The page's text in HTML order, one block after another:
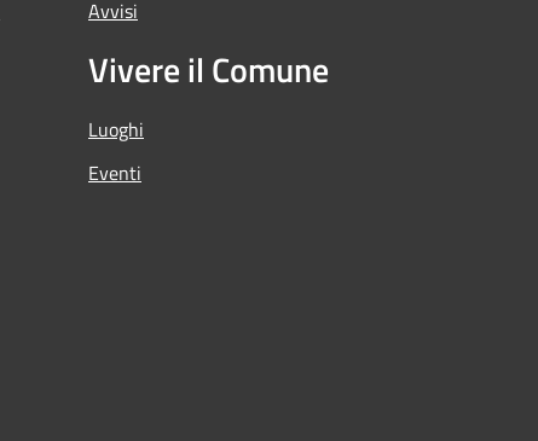
Avvisi
Vivere il Comune
Luoghi
Eventi